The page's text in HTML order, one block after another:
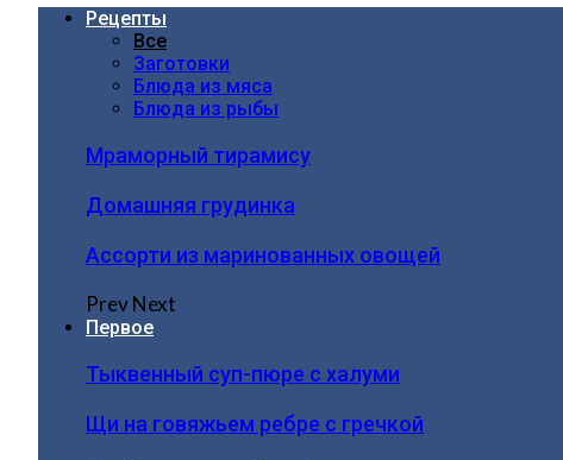
Рецепты
Все
Заготовки
Блюда из мяса
Блюда из рыбы
Мраморный тирамису
Домашняя грудинка
Ассорти из маринованных овощей
PrevNext
Первое
Тыквенный суп-пюре с халуми
Щи на говяжьем ребре с гречкой